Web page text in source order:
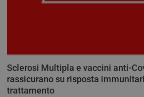
Sclerosi Multipla e vaccini anti-
rassicurano su risposta
trattamento